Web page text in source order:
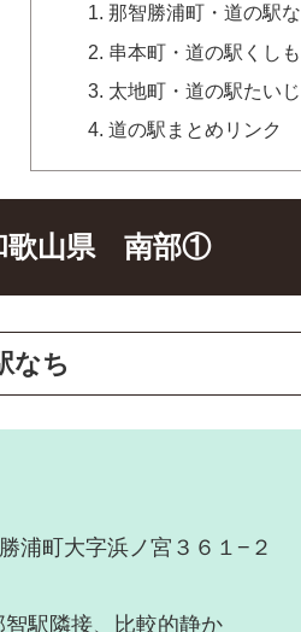
那智勝浦町・道の駅
串本町・道の駅くし
太地町・道の駅たいじ
道の駅まとめリンク
歌山県 南部①
なち
浦町大字浜ノ宮３６１−２
那智駅隣接、比較的